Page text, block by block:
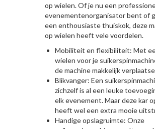
op wielen. Of je nu een
evenementenorganisator bent of
een enthousiaste thuiskok, deze
op wielen heeft vele voordelen.
Mobiliteit en flexibiliteit: Met
wielen voor je
de machine makkelijk
Blikvanger: Een
zichzelf is al een leuke
elk evenement. Maar deze kar
heeft wel een extra mooie
Handige opslagruimte: Onze